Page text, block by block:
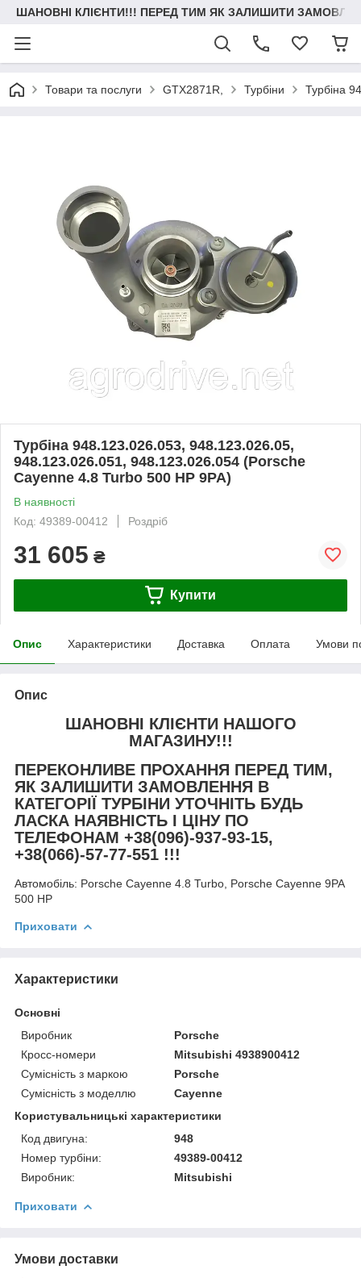
ШАНОВНІ КЛІЄНТИ!!! ПЕРЕД ТИМ ЯК ЗАЛИШИТИ
Товари та послуги GTX2871R, Турбіни Турбіна
Турбіна 948.123.026.053, 948.123.026.05,
948.123.026.051, 948.123.026.054 (Porsche
Cayenne 4.8 Turbo 500 HP 9PA)
В наявності
Код: 49389-00412
Роздріб
31 605 ₴
Купити
Опис Характеристики Доставка Оплата Умови
Опис
ШАНОВНІ КЛІЄНТИ НАШОГО
МАГАЗИНУ!!!
ПЕРЕКОНЛИВЕ ПРОХАННЯ ПЕРЕД ТИМ,
ЯК ЗАЛИШИТИ ЗАМОВЛЕННЯ В
КАТЕГОРІЇ ТУРБІНИ УТОЧНІТЬ БУДЬ
ЛАСКА НАЯВНІСТЬ І ЦІНУ ПО
ТЕЛЕФОНАМ +38(096)-937-93-15,
+38(066)-57-77-551 !!!
Автомобіль: Porsche Cayenne 4.8 Turbo, Porsche Cayenne 9PA
500 HP
Приховати
Характеристики
Основні
Виробник
Porsche
Кросс-номери
Mitsubishi 4938900412
Сумісність з маркою
Porsche
Сумісність з моделлю
Cayenne
Користувальницькі характеристики
Код двигуна:
948
Номер турбіни:
49389-00412
Виробник:
Mitsubishi
Приховати
Умови доставки